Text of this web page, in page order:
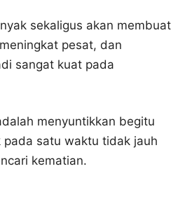
sekaligus akan membuat
pesat, dan
sangat kuat pada
menyuntikkan begitu
satu waktu tidak jauh
kematian.